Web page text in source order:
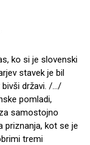
ko si je slovenski
stavek je bil
bivši državi. /…/
pomladi,
samostojno
priznanja, kot se je
tremi